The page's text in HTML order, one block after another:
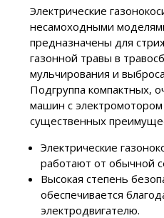
Электрические
несамоходными
предназначены для
газонной травы в
мульчирования и
Подгруппа компактных,
машин с
существенных
Электрические
работают от обычной
Высокая степень
обеспечивается
электродвигателю.